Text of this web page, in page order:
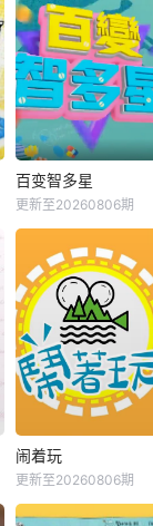
百变智多星
更新至20260806期
闹着玩
更新至20260806期